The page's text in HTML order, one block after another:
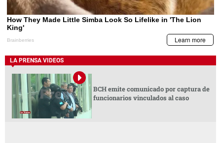
LA PRENSA VIDEOS
BCH emite comunicado por captura de
funcionarios vinculados al caso